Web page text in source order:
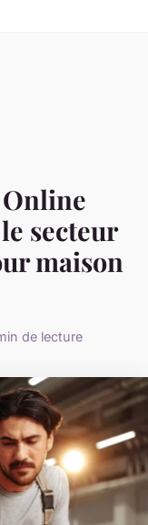
secteur
maison
de lecture